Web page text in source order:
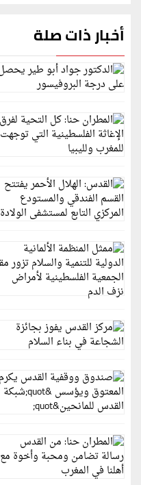
أخبار ذات صلة